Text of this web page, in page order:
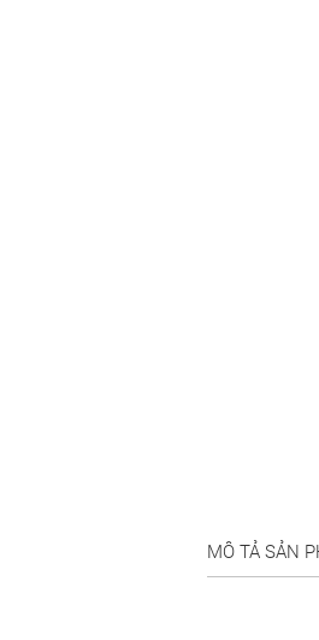
MÔ TẢ SẢN